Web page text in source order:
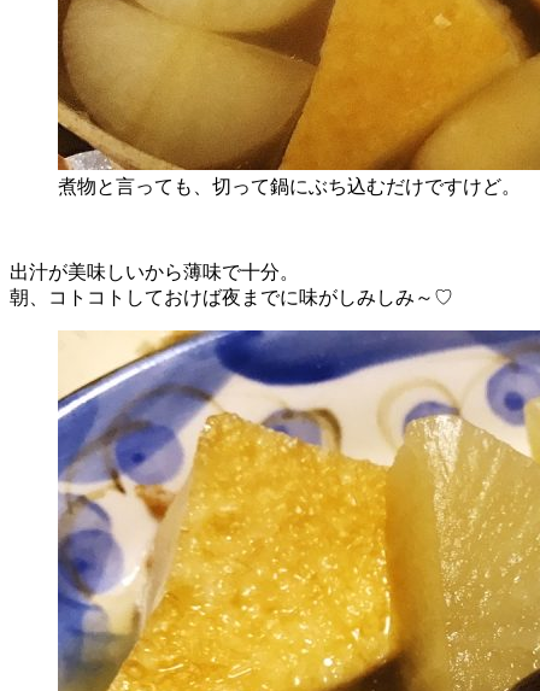
煮物と言っても、切って鍋にぶち込むだけですけど。
出汁が美味しいから薄味で十分。
朝、コトコトしておけば夜までに味がしみしみ～♡